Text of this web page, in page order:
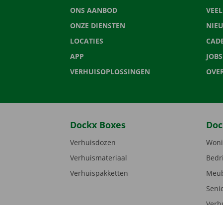
ONS AANBOD
ONZE DIENSTEN
LOCATIES
APP
VERHUISOPLOSSINGEN
JOBS
Dockx Boxes
Verhuisdozen
Verhuismateriaal
Verhuispakketten